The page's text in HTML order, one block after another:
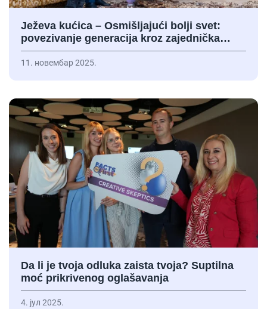
Ježeva kućica – Osmišljajući bolji svet:
povezivanje generacija kroz zajednička…
11. новембар 2025.
Da li je tvoja odluka zaista tvoja? Suptilna
moć prikrivenog oglašavanja
4. јул 2025.